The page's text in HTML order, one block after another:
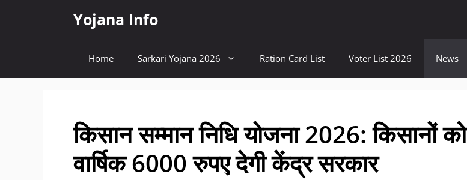
Yojana Info
Home Sarkari Yojana 2026 Ration Card List Voter List 2026 News
किसान सम्मान निधि योजना 2026: किसानों को
वार्षिक 6000 रुपए देगी केंद्र सरकार